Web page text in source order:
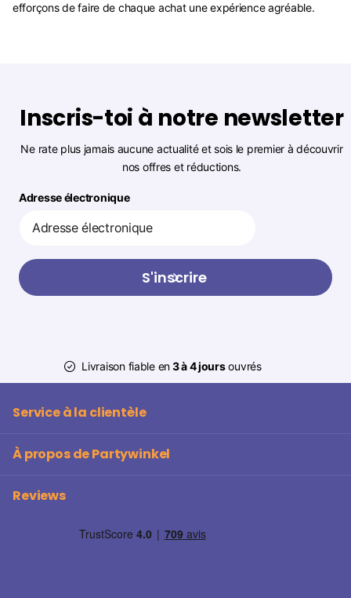
efforçons de faire de chaque achat une expérience agréable.
Inscris-toi à notre newsletter
Ne rate plus jamais aucune actualité et sois le premier à découvrir
nos offres et réductions.
Adresse électronique
S'inscrire
Livraison fiable en3 à 4 joursouvrés
Service à la clientèle
À propos de Partywinkel
Reviews